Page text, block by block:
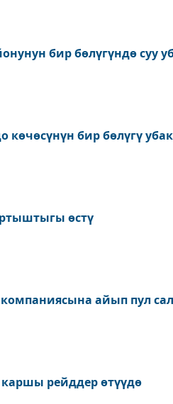
бир бөлүгүндө суу
көчөсүнүн бир бөлүгү
өстү
айып пул
рейддер өтүүдө